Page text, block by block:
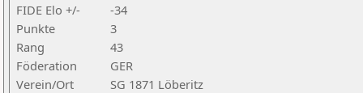
FIDE Elo +/-
-34
Punkte
3
Rang
43
Föderation
GER
Verein/Ort
SG 1871 Löberitz